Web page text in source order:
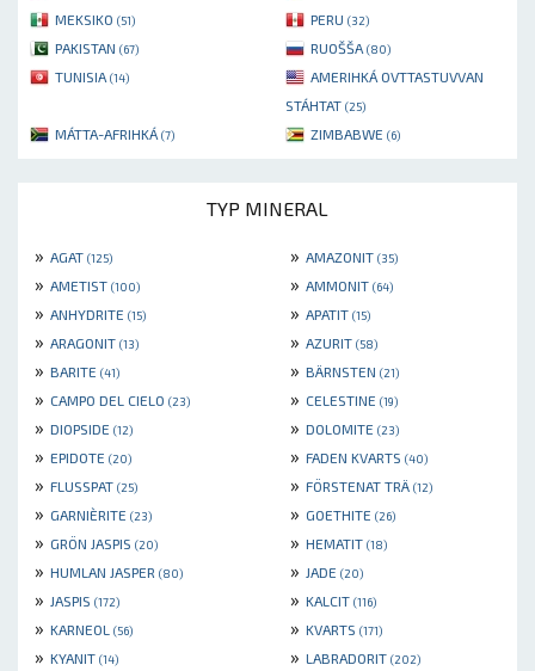
MEKSIKO (51) PERU (32)
PAKISTAN (67) RUOŠŠA (80)
TUNISIA (14)
AMERIHKÁ OVTTASTUVVAN
STÁHTAT (25)
MÁTTA-AFRIHKÁ (7) ZIMBABWE (6)
TYP MINERAL
» AGAT (125) » AMAZONIT (35)
» AMETIST (100) » AMMONIT (64)
» ANHYDRITE (15) » APATIT (15)
» ARAGONIT (13) » AZURIT (58)
» BARITE (41) » BÄRNSTEN (21)
» CAMPO DEL CIELO (23) » CELESTINE (19)
» DIOPSIDE (12) » DOLOMITE (23)
» EPIDOTE (20) » FADEN KVARTS (40)
» FLUSSPAT (25) » FÖRSTENAT TRÄ (12)
» GARNIÈRITE (23) » GOETHITE (26)
» GRÖN JASPIS (20) » HEMATIT (18)
» HUMLAN JASPER (80) » JADE (20)
» JASPIS (172) » KALCIT (116)
» KARNEOL (56) » KVARTS (171)
» KYANIT (14) » LABRADORIT (202)